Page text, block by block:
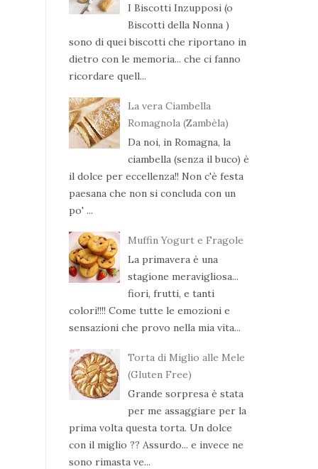
I Biscotti Inzupposi (o
Biscotti della Nonna )
sono di quei biscotti che riportano in
dietro con le memoria... che ci fanno
ricordare quell...
La vera Ciambella
Romagnola (Zambèla)
Da noi, in Romagna, la
ciambella (senza il buco) è
il dolce per eccellenza!! Non c'è festa
paesana che non si concluda con un
po' ...
Muffin Yogurt e Fragole
La primavera è una
stagione meravigliosa...
fiori, frutti, e tanti
colori!!!! Come tutte le emozioni e
sensazioni che provo nella mia vita...
Torta di Miglio alle Mele
(Gluten Free)
Grande sorpresa è stata
per me assaggiare per la
prima volta questa torta. Un dolce
con il miglio ?? Assurdo... e invece ne
sono rimasta ve...